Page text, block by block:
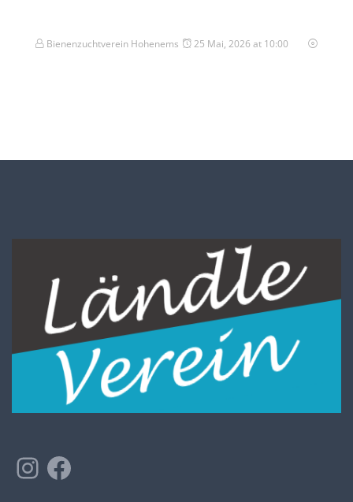
Bienenzuchtverein Hohenems 25 Mai, 2026 at 10:00